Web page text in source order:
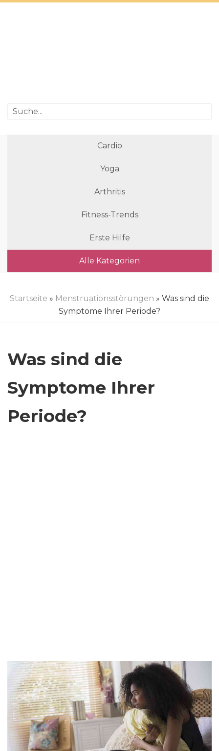
Cardio
Yoga
Arthritis
Fitness-Trends
Erste Hilfe
Alle Kategorien
Startseite » Menstruationsstörungen » Was sind die
Symptome Ihrer Periode?
Was sind die
Symptome Ihrer
Periode?